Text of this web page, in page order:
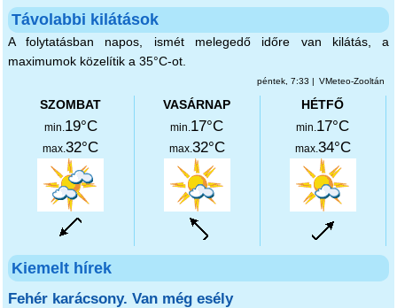
Távolabbi kilátások
A folytatásban napos, ismét melegedő időre van kilátás, a
maximumok közelítik a 35°C-ot.
VMeteo-Zooltán
péntek, 7:33 |
SZOMBAT
min. 19°C
max.32°C
VASÁRNAP
min. 17°C
max. 32°C
HÉTFŐ
min. 17°C
max. 34°C
Kiemelt hírek
Fehér karácsony. Van még esély